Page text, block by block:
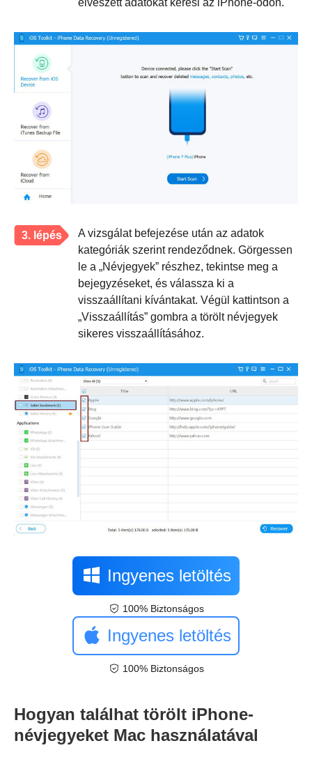
elveszett adatokat keresi az iPhone-odon.
3. lépés
A vizsgálat befejezése után az adatok
kategóriák szerint rendeződnek. Görgessen
le a „Névjegyek” részhez, tekintse meg a
bejegyzéseket, és válassza ki a
visszaállítani kívántakat. Végül kattintson a
„Visszaállítás” gombra a törölt névjegyek
sikeres visszaállításához.
Ingyenes letöltés
100% Biztonságos
Ingyenes letöltés
100% Biztonságos
Hogyan találhat törölt iPhone-
névjegyeket Mac használatával